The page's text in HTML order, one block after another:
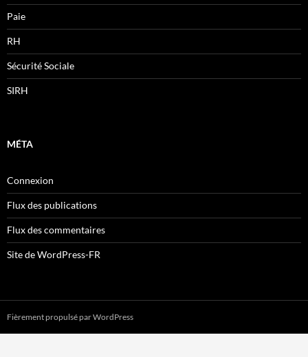
Paie
RH
Sécurité Sociale
SIRH
MÉTA
Connexion
Flux des publications
Flux des commentaires
Site de WordPress-FR
Fièrement propulsé par WordPress